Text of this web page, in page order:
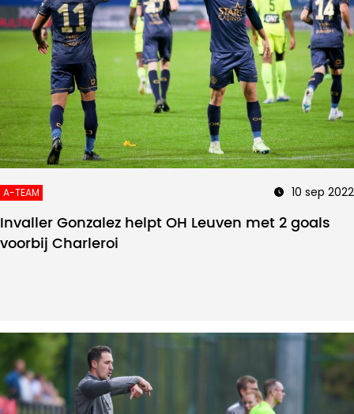
A-TEAM 10 sep 2022
Invaller Gonzalez helpt OH Leuven met 2 goals
voorbij Charleroi